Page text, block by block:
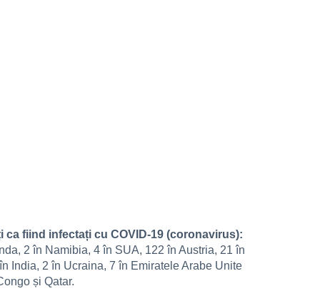
ca fiind infectați cu COVID-19 (coronavirus):
2 în Namibia, 4 în SUA, 122 în Austria, 21 în
India, 2 în Ucraina, 7 în Emiratele Arabe Unite
și Qatar.